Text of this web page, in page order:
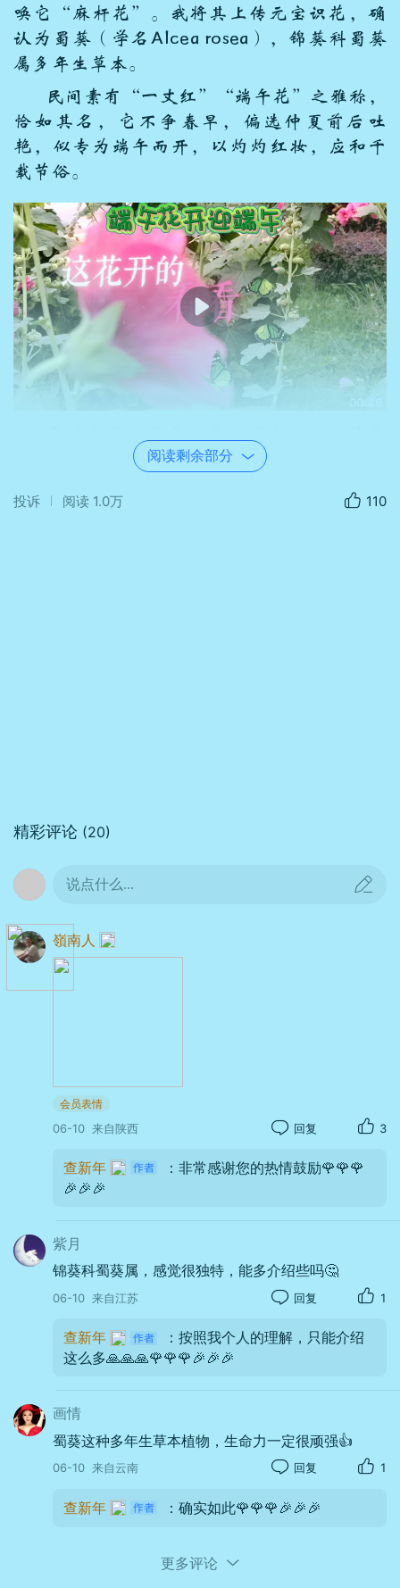
唤它“麻杆花”。我将其上传元宝识花，确
认为蜀葵（学名Alcea rosea），锦葵科蜀葵
属多年生草本。
民间素有“一丈红”“端午花”之雅称，
恰如其名，它不争春早，偏选仲夏前后吐
艳，似专为端午而开，以灼灼红妆，应和千
载节俗。
花”为名，邀它共迎佳节：朱红、粉紫、浅
篱下，一株一簇，皆似高擎的小旗，在艾香
位置：
器材：
HONOR
FNE-AN00
光圈：
儿时记忆里，它最是寻常又最是耀眼
——田埂边、院墙角、老屋檐下，总见它拔
节而起，茎秆挺拔，花穗高擎，不需人种，
器材：
HONOR
光圈：
花期虽短，却开得毫无保留：来时如约
深印入时光，与芍药同沐春阳，与牡丹共承
记忆里最清亮的春夏长卷。
阅读剩余部分
投诉 阅读 1.0万 110
精彩评论 (20)
说点什么...
嶺南人
会员表情
06-10 来自陕西 回复 3
查新年
：非常感谢您的热情鼓励🌹🌹🌹
🎉🎉🎉
紫月
锦葵科蜀葵属，感觉很独特，能多介绍些吗🤔
06-10 来自江苏 回复 1
查新年
：按照我个人的理解，只能介绍
这么多🙏🙏🙏🌹🌹🌹🎉🎉🎉
画情
蜀葵这种多年生草本植物，生命力一定很顽强👍
06-10 来自云南 回复 1
查新年 ：确实如此🌹🌹🌹🎉🎉🎉
更多评论